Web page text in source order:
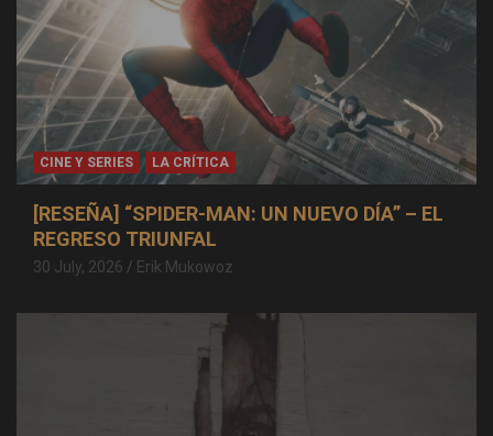
CINE Y SERIES LA CRÍTICA
[RESEÑA] “SPIDER-MAN: UN NUEVO DÍA” – EL
REGRESO TRIUNFAL
30 July, 2026 Erik Mukowoz